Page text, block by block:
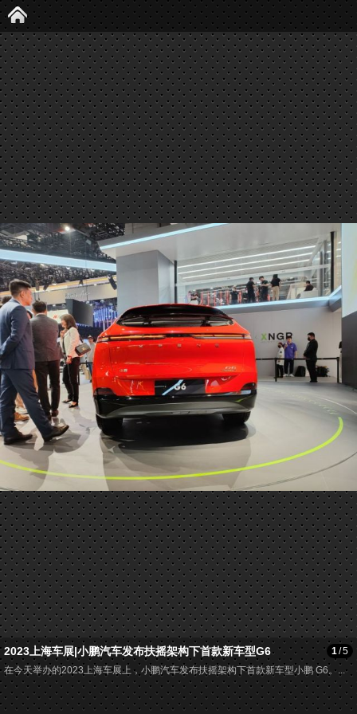
2023上海车展|小鹏汽车发布扶摇架构下首款新车型G6
在今天举办的2023上海车展上，小鹏汽车发布扶摇架构下首款新车型小鹏 G6。...
1/5